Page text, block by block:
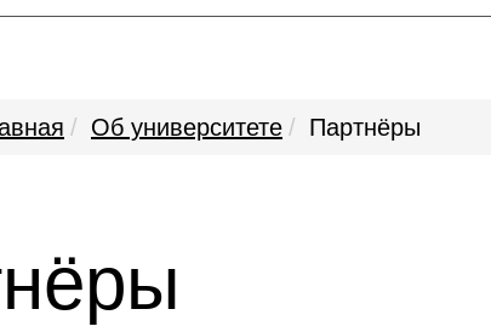
Об университете Партнёры